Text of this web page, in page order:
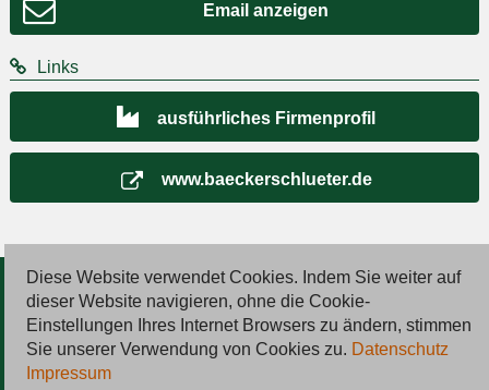
Email anzeigen
Links
ausführliches Firmenprofil
www.baeckerschlueter.de
© 2026 Deutsche Jobmarkt GmbH
Inserieren
Kontakt
Diese Website verwendet Cookies. Indem Sie weiter auf
dieser Website navigieren, ohne die Cookie-
Einstellungen Ihres Internet Browsers zu ändern, stimmen
Sie unserer Verwendung von Cookies zu. Datenschutz
Impressum